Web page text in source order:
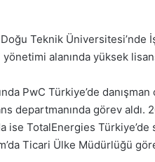
Teknik
alanında yüksek
PwC Türkiye’de
departmanında görev aldı.
ise TotalEnergies
Ticari Ülke Müdürlüğü